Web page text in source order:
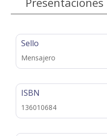
Sello
Mensajero
ISBN
136010684